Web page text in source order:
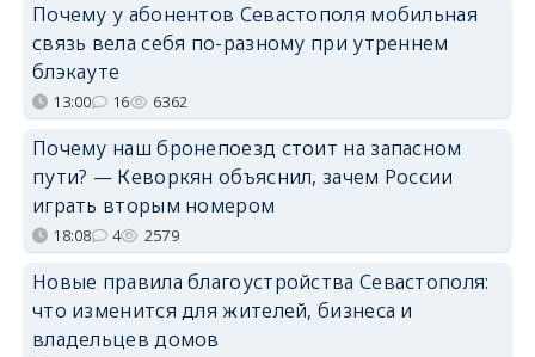
Почему у абонентов Севастополя мобильная
связь вела себя по-разному при утреннем
блэкауте
13:00 16 6362
Почему наш бронепоезд стоит на запасном
пути? — Кеворкян объяснил, зачем России
играть вторым номером
18:08 4 2579
Новые правила благоустройства Севастополя:
что изменится для жителей, бизнеса и
владельцев домов